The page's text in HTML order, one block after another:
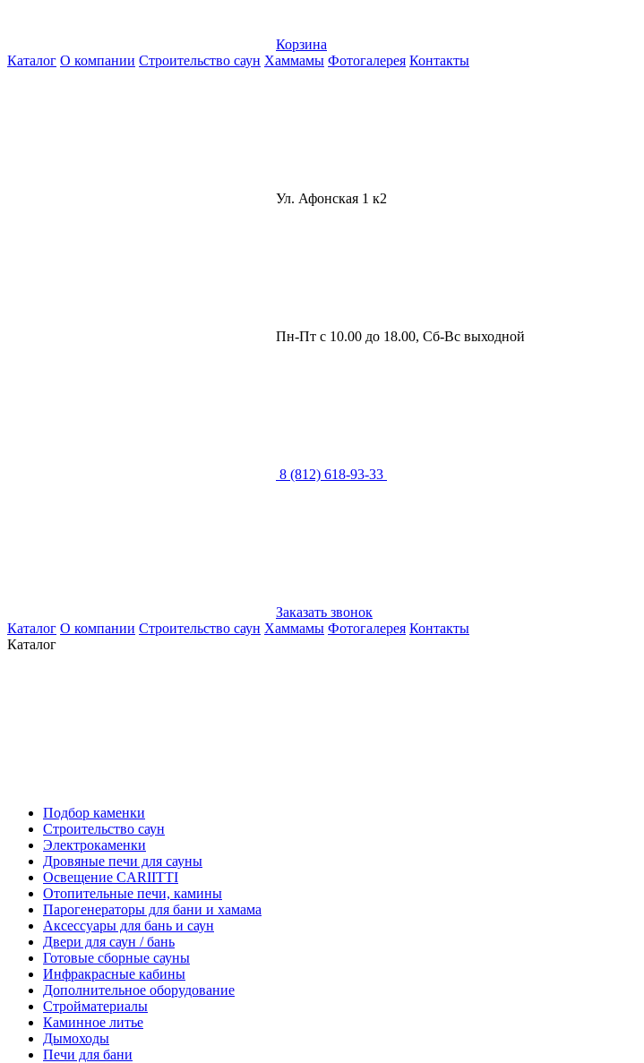
Корзина
Каталог О компании Строительство саун Хаммамы Фотогалерея Контакты
Ул. Афонская 1 к2
Пн-Пт с 10.00 до 18.00, Сб-Вс выходной
8 (812) 618-93-33
Заказать звонок
Каталог О компании Строительство саун Хаммамы Фотогалерея Контакты
Каталог
Подбор каменки
Строительство саун
Электрокаменки
Дровяные печи для сауны
Освещение CARIITTI
Отопительные печи, камины
Парогенераторы для бани и хамама
Аксессуары для бань и саун
Двери для саун / бань
Готовые сборные сауны
Инфракрасные кабины
Дополнительное оборудование
Стройматериалы
Каминное литье
Дымоходы
Печи для бани